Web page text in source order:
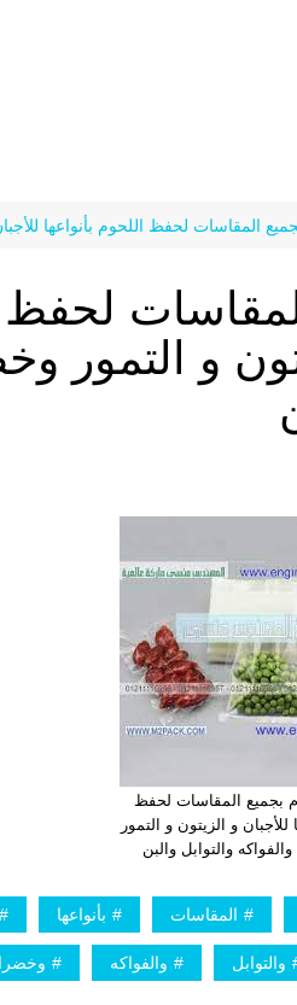
المقاسات لحفظ اللحوم بأنواعها
لحفظ
و التمور
بجميع المقاسات لحفظ
للأجبان و الزيتون و التمور
والتوابل والبن
المقاسات بأنواعها
والتوابل والفواكه